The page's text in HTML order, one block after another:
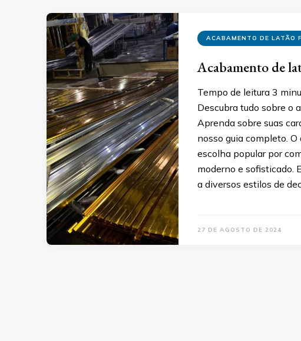
ACABAMENTO DE LATÃO
Acabamento de
Tempo de leitura 3
Descubra tudo sobre o
Aprenda sobre suas
nosso guia completo.
escolha popular por
moderno e sofisticado.
a diversos estilos de
27 DE AGOSTO DE 2024